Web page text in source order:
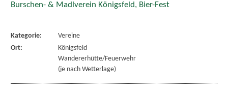
Burschen- & Madlverein Königsfeld, Bier-Fest
Kategorie:
Vereine
Ort:
Königsfeld
Wandererhütte/Feuerwehr
(je nach Wetterlage)